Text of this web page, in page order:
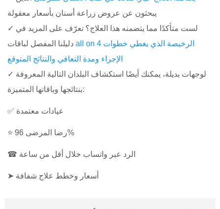
يبحثون عن عروض زراعة أسنان بأسعار معقولة
✓ لست متأكدًا مما يتضمنه هذا العلاج؟ تعرّف على المزيد في
all on 4 الرخيصة الذي يغطي خطوات
الإجراء ومدة التعافي والنتائج المتوقع
✓ لوجهات بديلة، يمكنك أيضًا استكشاف البلدان التالية المعروفة
بنتائجها وباقاتها المتميزة:
✅ عيادات معتمدة
⭐ رضا المرضى 96%
☎ الرد عبر واتساب خلال أقل من ساعة
➤ أسعار وخطط علاج شفافة